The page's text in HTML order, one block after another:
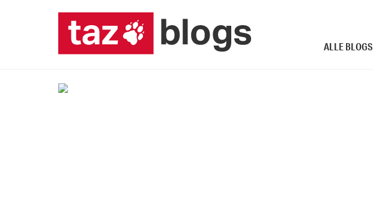
ALLE BLOGS